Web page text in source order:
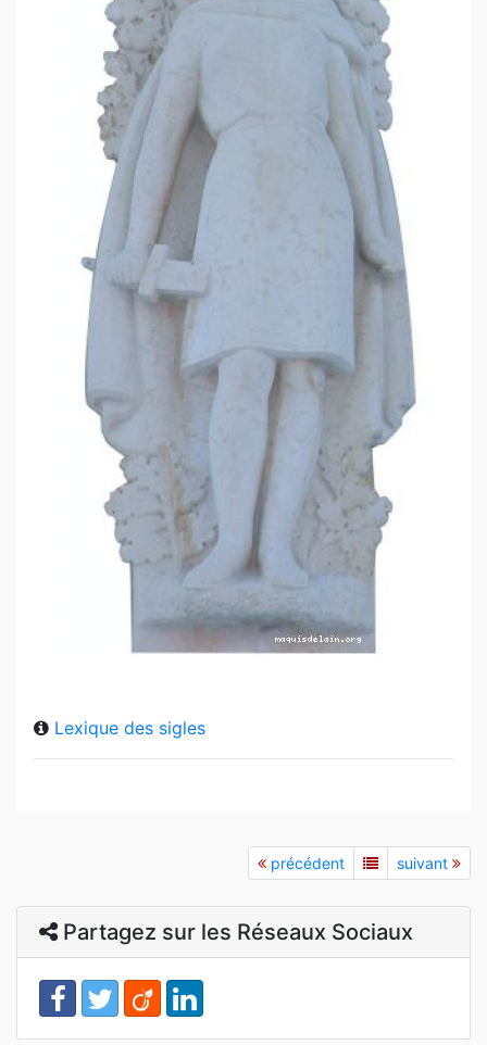
Lexique des sigles
précédent suivant
Partagez sur les Réseaux Sociaux